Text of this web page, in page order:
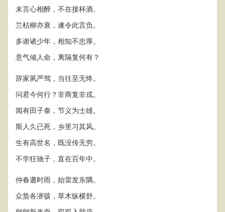
未言心相醉，不在接杯酒。
兰枯柳亦衰，遂令此言负。
多谢诸少年，相知不忠厚。
意气倾人命，离隔复何有？
辞家夙严驾，当往至无终。
问君今何行？非商复非戎。
闻有田子泰，节义为士雄。
斯人久已死，乡里习其风。
生有高世名，既没传无穷。
不学狂驰子，直在百年中。
仲春遘时雨，始雷发东隅。
众蛰各潜骇，草木纵横舒。